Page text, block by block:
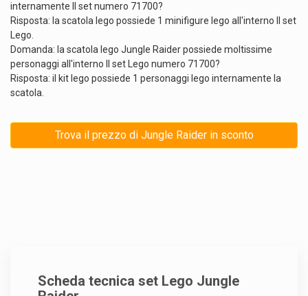
internamente Il set numero 71700?
Risposta: la scatola lego possiede 1 minifigure lego all'interno Il set
Lego.
Domanda: la scatola lego Jungle Raider possiede moltissime
personaggi all'interno Il set Lego numero 71700?
Risposta: il kit lego possiede 1 personaggi lego internamente la
scatola.
Trova il prezzo di Jungle Raider in sconto
Scheda tecnica set Lego Jungle